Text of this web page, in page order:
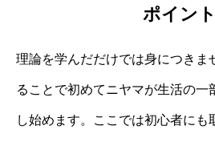
ポイント
理論を学んだだけでは身につきま
ることで初めてニヤマが生活の一
し始めます。ここでは初心者にも